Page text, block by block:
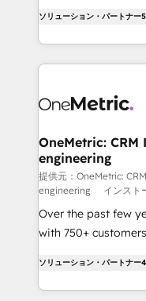
données unifiées,
l'augmentation : l'IA
surtout : l'humain qui
Stand Out.
system
manufacturing
and fast growing
Design Automation and Uptive.
integrations 🤖 AI
enablement & company-
HubSpot
confidence and that
scalable revenue
ソリューション・パートナー
OneMetric: CRM
engineering
提供元：OneMetric:
engineering
インスト
Over the past few
with 750+
150+ HubSpot-
solutions to
ソリューション・パートナー